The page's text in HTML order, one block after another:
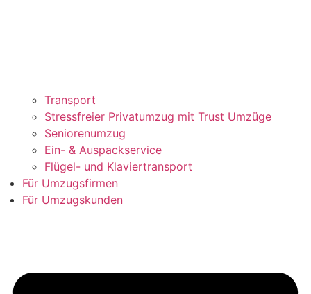
Transport
Stressfreier Privatumzug mit Trust Umzüge
Seniorenumzug
Ein- & Auspackservice
Flügel- und Klaviertransport
Für Umzugsfirmen
Für Umzugskunden